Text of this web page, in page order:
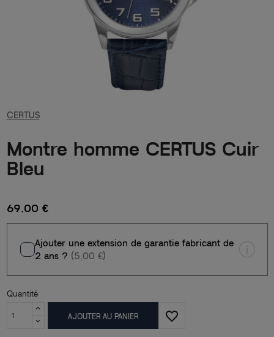
CERTUS
Montre homme CERTUS Cuir
Bleu
69,00 €
Ajouter une extension de garantie fabricant de
2 ans ? (5,00 €)
Quantité
AJOUTER AU PANIER favorite_border